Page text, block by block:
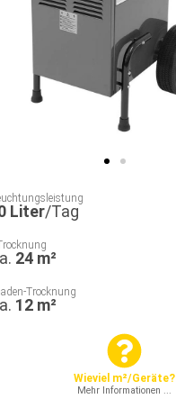
Liter/Tag
24 m²
Trocknung
12 m²
Wieviel m²/Geräte?
Mehr Informationen ...